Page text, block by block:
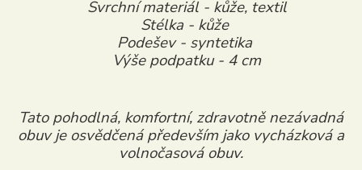
Svrchní materiál - kůže, textil
Stélka - kůže
Podešev - syntetika
Výše podpatku - 4 cm
Tato pohodlná, komfortní, zdravotně nezávadná
obuv jeosvědčená především jako vycházková a
volnočasová obuv.